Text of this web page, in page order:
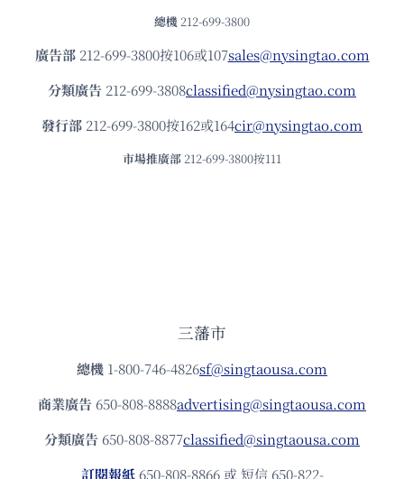
總機 212-699-3800
廣告部212-699-3800按106或107sales@nysingtao.com
分類廣告 212-699-3808classified@nysingtao.com
發⾏部 212-699-3800按162或164cir@nysingtao.com
市場推廣部 212-699-3800按111
三藩市
總機 1-800-746-4826sf@singtaousa.com
商業廣告 650-808-8888advertising@singtaousa.com
分類廣告 650-808-8877classified@singtaousa.com
訂閱報紙 650-808-8866 或 短信 650-822-